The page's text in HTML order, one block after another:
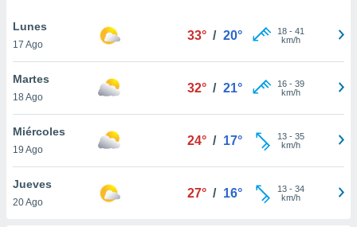
sitio
de
posible
traten tus
Para
Lunes
17 Ago
33° / 20° 18- 41
km/h
Martes
18 Ago
32° / 21° 16- 39
km/h
Miércoles
19 Ago
24° / 17° 13- 35
km/h
Jueves
20 Ago
27° / 16° 13- 34
km/h